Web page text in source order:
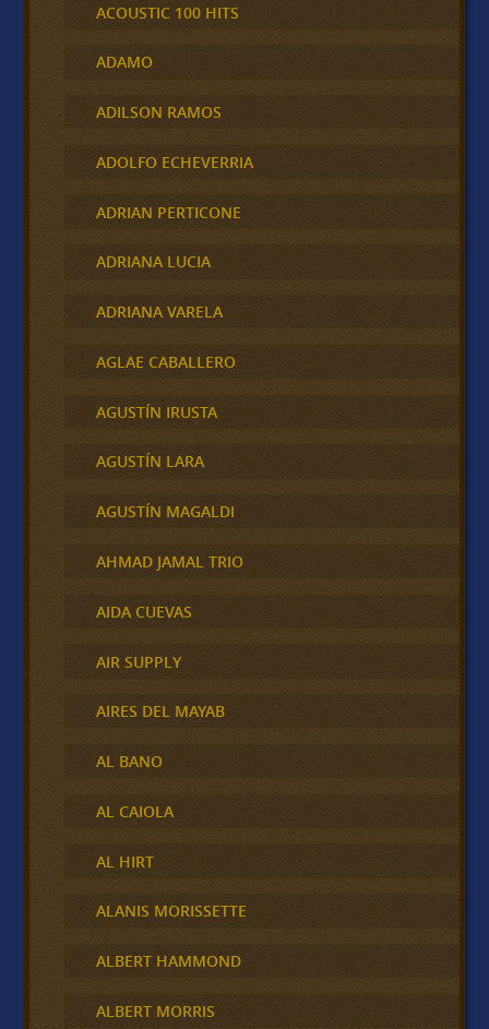
ACOUSTIC 100 HITS
ADAMO
ADILSON RAMOS
ADOLFO ECHEVERRIA
ADRIAN PERTICONE
ADRIANA LUCIA
ADRIANA VARELA
AGLAE CABALLERO
AGUSTÍN IRUSTA
AGUSTÍN LARA
AGUSTÍN MAGALDI
AHMAD JAMAL TRIO
AIDA CUEVAS
AIR SUPPLY
AIRES DEL MAYAB
AL BANO
AL CAIOLA
AL HIRT
ALANIS MORISSETTE
ALBERT HAMMOND
ALBERT MORRIS